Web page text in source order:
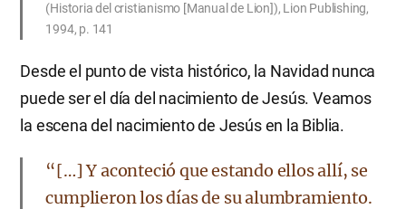
(Historia del cristianismo [Manual de Lion]), Lion Publishing,
1994, p. 141
Desde el punto de vista histórico, la Navidad nunca
puede ser el día del nacimiento de Jesús. Veamos
la escena del nacimiento de Jesús en la Biblia.
“[…] Y aconteció que estando ellos allí, se
cumplieron los días de su alumbramiento.